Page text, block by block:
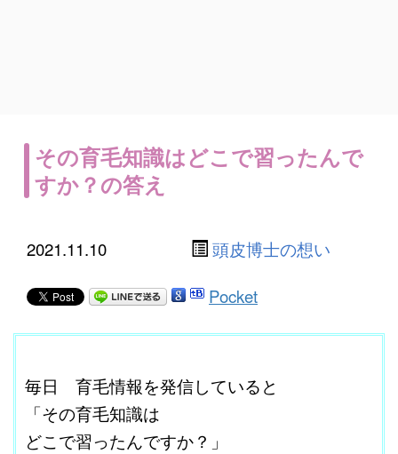
その育毛知識はどこで習ったんで
すか？の答え
2021.11.10 頭皮博士の想い
Pocket
毎日 育毛情報を発信していると
「その育毛知識は
どこで習ったんですか？」